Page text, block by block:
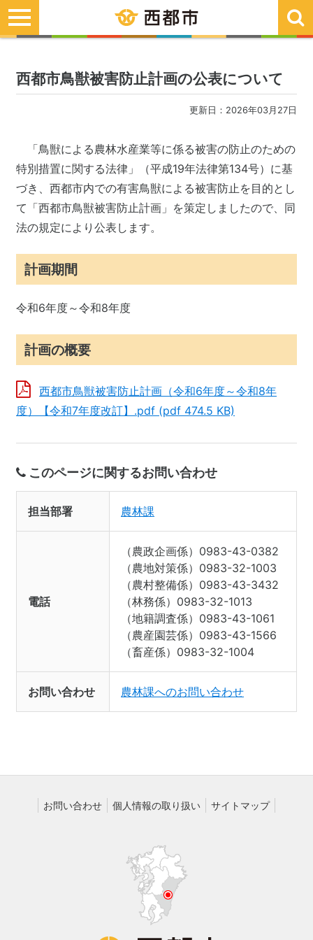
toggle
navigation
西都市鳥獣被害防止計画の公表について
更新日：2026年03月27日
「鳥獣による農林水産業等に係る被害の防止のための
特別措置に関する法律」（平成19年法律第134号）に基
づき、西都市内での有害鳥獣による被害防止を目的とし
て「西都市鳥獣被害防止計画」を策定しましたので、同
法の規定により公表します。
計画期間
令和6年度～令和8年度
計画の概要
西都市鳥獣被害防止計画（令和6年度～令和8年
度）【令和7年度改訂】.pdf (pdf 474.5 KB)
このページに関するお問い合わせ
担当部署 農林課
電話
（農政企画係）0983-43-0382
（農地対策係）0983-32-1003
（農村整備係）0983-43-3432
（林務係）0983-32-1013
（地籍調査係）0983-43-1061
（農産園芸係）0983-43-1566
（畜産係）0983-32-1004
お問い合わせ 農林課へのお問い合わせ
お問い合わせ 個人情報の取り扱い サイトマップ